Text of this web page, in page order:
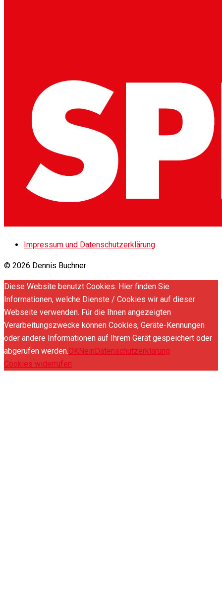
Impressum und Datenschutzerklärung
© 2026 Dennis Buchner
Diese Website benutzt Cookies. Hier finden Sie
Informationen, welche Dienste / Cookies wir auf dieser
Webseite verwenden. Für die Ihnen angezeigten
Verarbeitungszwecke können Cookies, Geräte-Kennungen
oder andere Informationen auf Ihrem Gerät gespeichert oder
abgerufen werden.OKNeinDatenschutzerklärung
Cookies widerrufen